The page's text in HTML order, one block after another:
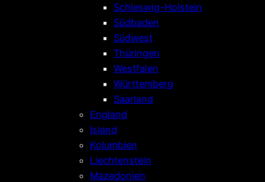
Schleswig-Holstein
Südbaden
Südwest
Thüringen
Westfalen
Württemberg
Saarland
England
Island
Kolumbien
Liechtenstein
Mazedonien